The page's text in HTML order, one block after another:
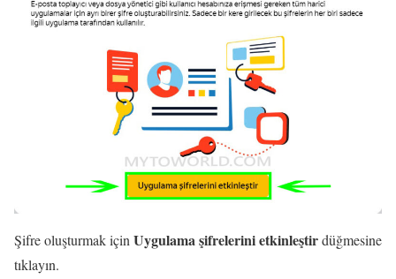
Şifre oluşturmak için Uygulama şifrelerini etkinleştirdüğmesine
tıklayın.